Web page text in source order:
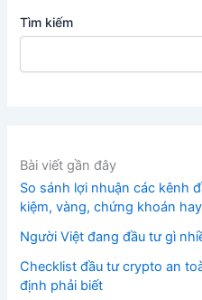
Tìm kiếm
Bài viết gần đây
So sánh lợi nhuận các kênh
kiệm, vàng, chứng khoán
Người Việt đang đầu tư gì
Checklist đầu tư crypto an
định phải biết